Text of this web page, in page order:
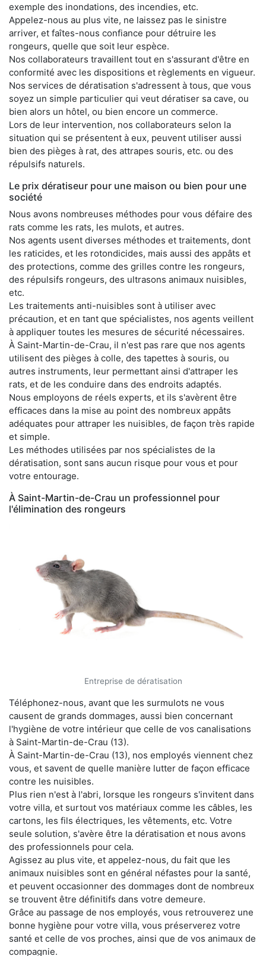
exemple des inondations, des incendies, etc.
Appelez-nous au plus vite, ne laissez pas le sinistre
arriver, et faîtes-nous confiance pour détruire les
rongeurs, quelle que soit leur espèce.
Nos collaborateurs travaillent tout en s'assurant d'être en
conformité avec les dispositions et règlements en vigueur.
Nos services de dératisation s'adressent à tous, que vous
soyez un simple particulier qui veut dératiser sa cave, ou
bien alors un hôtel, ou bien encore un commerce.
Lors de leur intervention, nos collaborateurs selon la
situation qui se présentent à eux, peuvent utiliser aussi
bien des pièges à rat, des attrapes souris, etc. ou des
répulsifs naturels.
Le prix dératiseur pour une maison ou bien pour une
société
Nous avons nombreuses méthodes pour vous défaire des
rats comme les rats, les mulots, et autres.
Nos agents usent diverses méthodes et traitements, dont
les raticides, et les rotondicides, mais aussi des appâts et
des protections, comme des grilles contre les rongeurs,
des répulsifs rongeurs, des ultrasons animaux nuisibles,
etc.
Les traitements anti-nuisibles sont à utiliser avec
précaution, et en tant que spécialistes, nos agents veillent
à appliquer toutes les mesures de sécurité nécessaires.
À Saint-Martin-de-Crau, il n'est pas rare que nos agents
utilisent des pièges à colle, des tapettes à souris, ou
autres instruments, leur permettant ainsi d'attraper les
rats, et de les conduire dans des endroits adaptés.
Nous employons de réels experts, et ils s'avèrent être
efficaces dans la mise au point des nombreux appâts
adéquates pour attraper les nuisibles, de façon très rapide
et simple.
Les méthodes utilisées par nos spécialistes de la
dératisation, sont sans aucun risque pour vous et pour
votre entourage.
À Saint-Martin-de-Crau un professionnel pour
l'élimination des rongeurs
Entreprise de dératisation
Téléphonez-nous, avant que les surmulots ne vous
causent de grands dommages, aussi bien concernant
l'hygiène de votre intérieur que celle de vos canalisations
à Saint-Martin-de-Crau (13).
À Saint-Martin-de-Crau (13), nos employés viennent chez
vous, et savent de quelle manière lutter de façon efficace
contre les nuisibles.
Plus rien n'est à l'abri, lorsque les rongeurs s'invitent dans
votre villa, et surtout vos matériaux comme les câbles, les
cartons, les fils électriques, les vêtements, etc. Votre
seule solution, s'avère être la dératisation et nous avons
des professionnels pour cela.
Agissez au plus vite, et appelez-nous, du fait que les
animaux nuisibles sont en général néfastes pour la santé,
et peuvent occasionner des dommages dont de nombreux
se trouvent être définitifs dans votre demeure.
Grâce au passage de nos employés, vous retrouverez une
bonne hygiène pour votre villa, vous préserverez votre
santé et celle de vos proches, ainsi que de vos animaux de
compagnie.